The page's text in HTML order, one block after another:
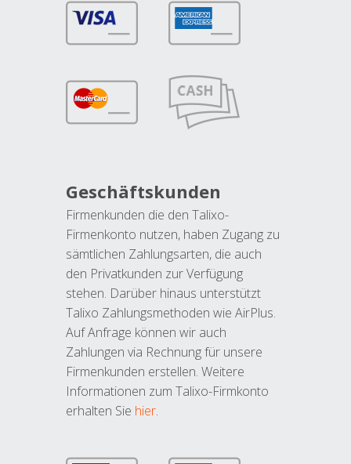
Geschäftskunden
Firmenkunden die den Talixo-
Firmenkonto nutzen, haben Zugang zu
sämtlichen Zahlungsarten, die auch
den Privatkunden zur Verfügung
stehen. Darüber hinaus unterstützt
Talixo Zahlungsmethoden wie AirPlus.
Auf Anfrage können wir auch
Zahlungen via Rechnung für unsere
Firmenkunden erstellen. Weitere
Informationen zum Talixo-Firmkonto
erhalten Sie hier.